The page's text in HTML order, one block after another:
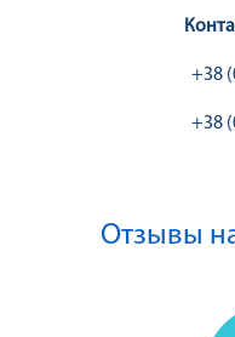
+38
+38
Отзывы